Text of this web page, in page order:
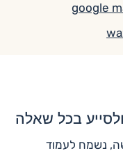
בכל שאלה
נשמח לעמוד